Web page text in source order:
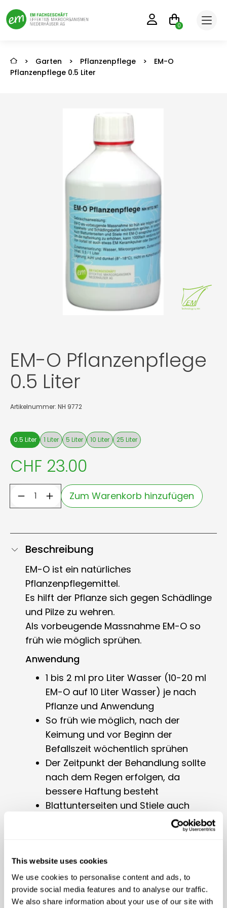
This website uses cookies
We use cookies to personalise content and ads, to
provide social media features and to analyse our traffic.
We also share information about your use of our site with
0
> Garten > Pflanzenpflege >
EM-O
Pflanzenpflege 0.5 Liter
EM-O Pflanzenpflege
0.5 Liter
Artikelnummer: NH 9772
0.5 Liter 1 Liter 5 Liter 10 Liter 25 Liter
CHF 23.00
Zum Warenkorb hinzufügen
Beschreibung
EM-O ist ein natürliches
Pflanzenpflegemittel.
Es hilft der Pflanze sich gegen Schädlinge
und Pilze zu wehren.
Als vorbeugende Massnahme EM-O so
früh wie möglich sprühen.
Anwendung
1 bis 2 ml pro Liter Wasser (10-20 ml
EM-O auf 10 Liter Wasser) je nach
Pflanze und Anwendung
So früh wie möglich, nach der
Keimung und vor Beginn der
Befallszeit wöchentlich sprühen
Der Zeitpunkt der Behandlung sollte
nach dem Regen erfolgen, da
bessere Haftung besteht
Blattunterseiten und Stiele auch
Um die Haftwirkung zu erhöhen kann in 10
Liter EM-O Sprühlösung 100 g ultrafeines
Steinmehl (BIOLIT Ultrafein plus) oder EM